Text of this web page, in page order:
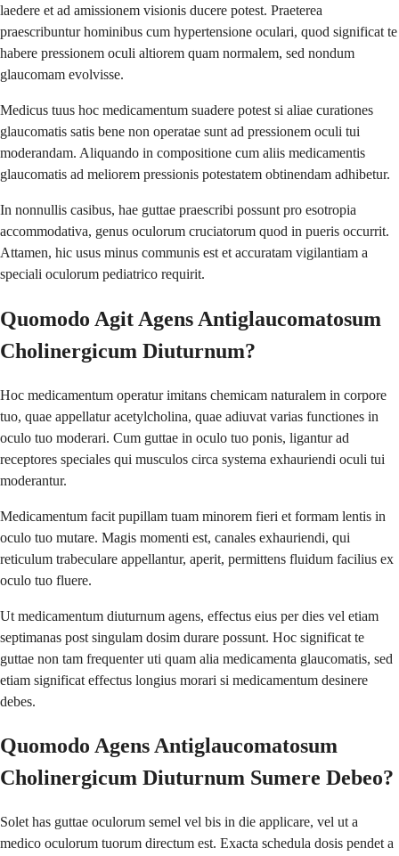
laedere et ad amissionem visionis ducere potest. Praeterea
praescribuntur hominibus cum hypertensione oculari, quod significat te
habere pressionem oculi altiorem quam normalem, sed nondum
glaucomam evolvisse.
Medicus tuus hoc medicamentum suadere potest si aliae curationes
glaucomatis satis bene non operatae sunt ad pressionem oculi tui
moderandam. Aliquando in compositione cum aliis medicamentis
glaucomatis ad meliorem pressionis potestatem obtinendam adhibetur.
In nonnullis casibus, hae guttae praescribi possunt pro esotropia
accommodativa, genus oculorum cruciatorum quod in pueris occurrit.
Attamen, hic usus minus communis est et accuratam vigilantiam a
speciali oculorum pediatrico requirit.
Quomodo Agit Agens Antiglaucomatosum
Cholinergicum Diuturnum?
Hoc medicamentum operatur imitans chemicam naturalem in corpore
tuo, quae appellatur acetylcholina, quae adiuvat varias functiones in
oculo tuo moderari. Cum guttae in oculo tuo ponis, ligantur ad
receptores speciales qui musculos circa systema exhauriendi oculi tui
moderantur.
Medicamentum facit pupillam tuam minorem fieri et formam lentis in
oculo tuo mutare. Magis momenti est, canales exhauriendi, qui
reticulum trabeculare appellantur, aperit, permittens fluidum facilius ex
oculo tuo fluere.
Ut medicamentum diuturnum agens, effectus eius per dies vel etiam
septimanas post singulam dosim durare possunt. Hoc significat te
guttae non tam frequenter uti quam alia medicamenta glaucomatis, sed
etiam significat effectus longius morari si medicamentum desinere
debes.
Quomodo Agens Antiglaucomatosum
Cholinergicum Diuturnum Sumere Debeo?
Solet has guttae oculorum semel vel bis in die applicare, vel ut a
medico oculorum tuorum directum est. Exacta schedula dosis pendet a